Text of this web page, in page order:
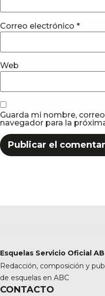
Correo electrónico *
Web
Guarda mi nombre,
navegador para la
Esquelas Servicio Oficial
Redacción, composición y
de esquelas en ABC
CONTACTO